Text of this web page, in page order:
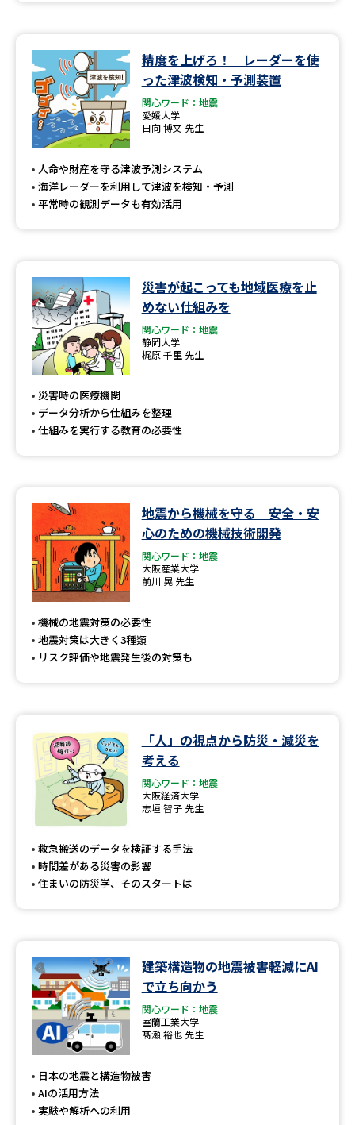
学問のミニ講義「夢ナビ講義」 学問分野解説
学問の教科書 夢ナビライブ
ユーザーサポート
Ｑ＆Ａ よくあるご質問 大学進学IDについて
お支払いサイト
個人情報取扱規定
特定商取引表記
テレメール進学カタログ
訂正のご案内
精度を上げろ！ レーダーを使
った津波検知・予測装置
関心ワード：地震
愛媛大学
日向 博文 先生
人命や財産を守る津波予測システム
海洋レーダーを利用して津波を検知・予測
平常時の観測データも有効活用
災害が起こっても地域医療を止
めない仕組みを
関心ワード：地震
静岡大学
梶原 千里 先生
災害時の医療機関
データ分析から仕組みを整理
仕組みを実行する教育の必要性
地震から機械を守る 安全・安
心のための機械技術開発
関心ワード：地震
大阪産業大学
前川 晃 先生
機械の地震対策の必要性
地震対策は大きく3種類
リスク評価や地震発生後の対策も
「人」の視点から防災・減災を
考える
関心ワード：地震
大阪経済大学
志垣 智子 先生
救急搬送のデータを検証する手法
時間差がある災害の影響
住まいの防災学、そのスタートは
建築構造物の地震被害軽減にAI
で立ち向かう
関心ワード：地震
室蘭工業大学
髙瀬 裕也 先生
日本の地震と構造物被害
AIの活用方法
実験や解析への利用